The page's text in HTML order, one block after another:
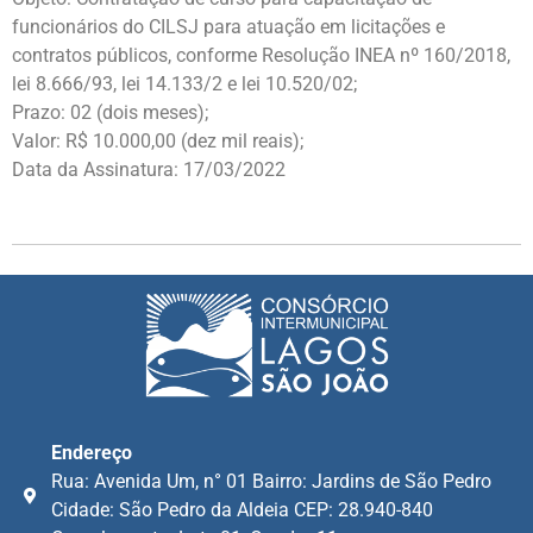
funcionários do CILSJ para atuação em licitações e
contratos públicos, conforme Resolução INEA nº 160/2018,
lei 8.666/93, lei 14.133/2 e lei 10.520/02;
Prazo: 02 (dois meses);
Valor: R$ 10.000,00 (dez mil reais);
Data da Assinatura: 17/03/2022
Endereço
Rua: Avenida Um, n° 01 Bairro: Jardins de São Pedro
Cidade: São Pedro da Aldeia CEP: 28.940-840